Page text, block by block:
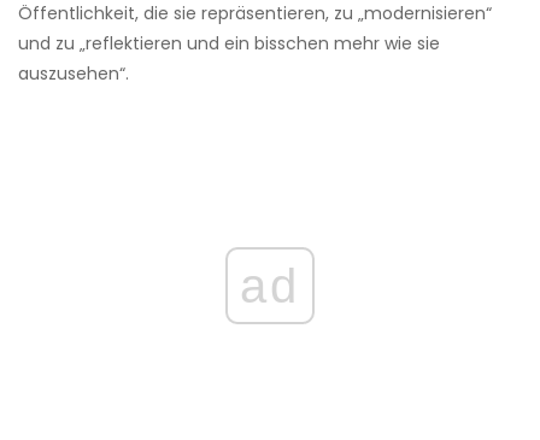
Öffentlichkeit, die sie repräsentieren, zu „modernisieren“
und zu „reflektieren und ein bisschen mehr wie sie
auszusehen“.
ad